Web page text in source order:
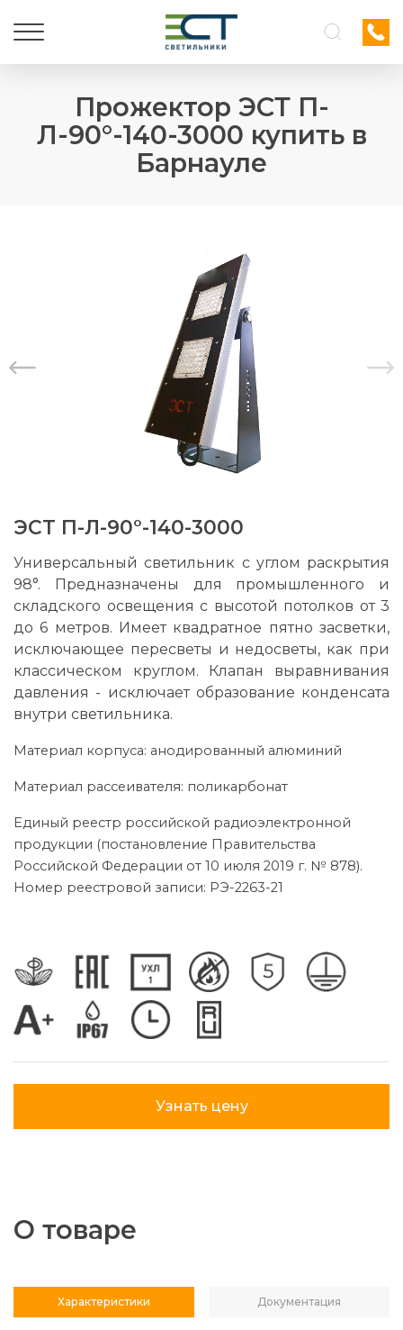
Прожектор ЭСТ П-
Л-90°-140-3000 купить в
Барнауле
ЭСТ П-Л-90°-140-3000
Универсальный светильник с углом раскрытия
98°. Предназначены для промышленного и
складского освещения с высотой потолков от 3
до 6 метров. Имеет квадратное пятно засветки,
исключающее пересветы и недосветы, как при
классическом круглом. Клапан выравнивания
давления - исключает образование конденсата
внутри светильника.
Материал корпуса: анодированный алюминий
Материал рассеивателя: поликарбонат
Единый реестр российской радиоэлектронной
продукции (постановление Правительства
Российской Федерации от 10 июля 2019 г. № 878).
Номер реестровой записи: РЭ-2263-21
Узнать цену
О товаре
Характеристики Документация